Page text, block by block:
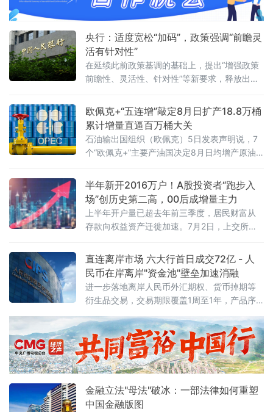
费高质量发展蓝图。多位专家指出，规划的深
层意义在于促消费逻辑正发生系统性转变——
从“刺激”转向“夯基”，从“补缺”
央行：适度宽松“加码”，政策强调“前瞻灵
活有针对性”
在延续此前政策基调的基础上，提出“增强政策
前瞻性、灵活性、针对性”等新要求，释放出宏
外挑战 明确政策总基调会议认为，今年以来宏
欧佩克+“五连增”敲定8月日扩产18.8万桶
累计增量直逼百万桶大关
石油输出国组织（欧佩克）5日发表声明说，7
个“欧佩克+”主要产油国决定8月日均增产原油
此，主要产油国已连续五个月宣布增产。沙特
阿拉伯、俄罗斯、伊拉克、科威特、哈萨克斯
坦、阿尔及利亚和阿曼的代表当天举行线上会
议，研判全球石油市场现状与前景。会后声明
说，各参与国将谨慎维护市场稳定，视市场情
再次开会，就9月产量作出进一步
半年新开2016万户！A股投资者“跑步入
场”创历史第二高，00后成增量主力
上半年开户量已超去年前三季度，居民财富从
存款向权益资产迁徙加速。7月2日，上交所官
市场新开户数达286.46万户，环比增长3.6%，
同比增长73.99%。拉长时间来看，2026年上
半年A股累计新开户2016.13万户，较2025年同
期的1259.77万户增长约60%。这一数字意味着
什么？2025年全年A股新开户合计为274
直连离岸市场 六大行首日成交72亿 - 人
民币在岸离岸"资金池"壁垒加速消融
进一步落地离岸人民币外汇期权、货币掉期等
衍生品交易，交易期限覆盖1周至1年，产品序
金融立法"母法"破冰：一部法律如何重塑
中国金融版图